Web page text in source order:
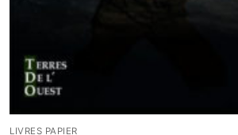
LIVRES PAPIER